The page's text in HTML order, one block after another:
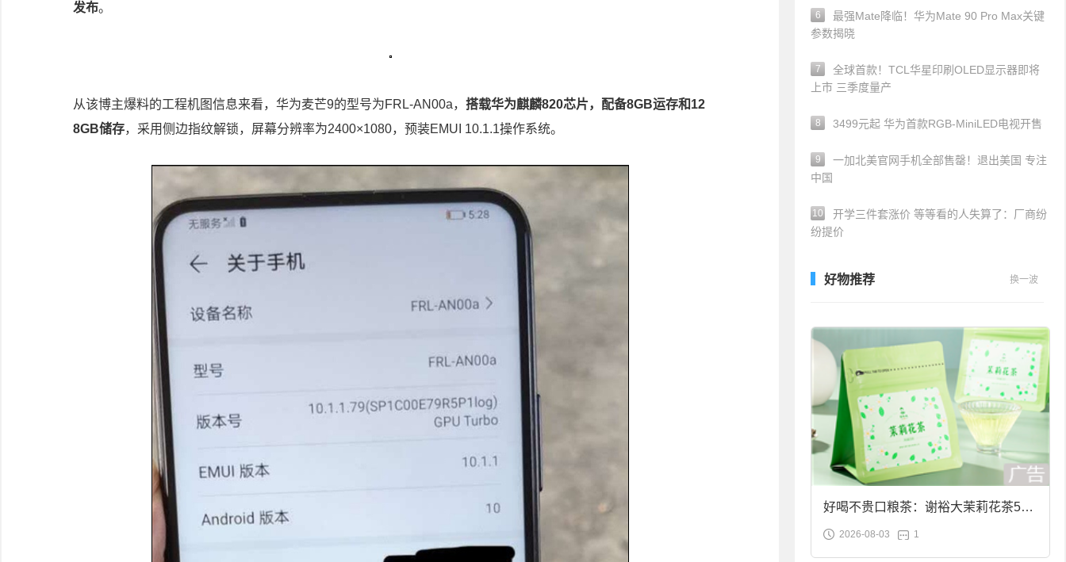
发布。
从该博主爆料的工程机图信息来看，华为麦芒9的型号为FRL-AN00a， 搭载华为麒麟820芯片，配备8GB运存和12
8GB储存，采用侧边指纹解锁，屏幕分辨率为2400×1080，预装EMUI 10.1.1操作系统。
6
最强Mate降临！华为Mate 90 Pro Max关键
参数揭晓
7
全球首款！TCL华星印刷OLED显示器即将
上市 三季度量产
8 3499元起 华为首款RGB-MiniLED电视开售
9
一加北美官网手机全部售罄！退出美国 专注
中国
10
开学三件套涨价 等等看的人失算了：厂商纷
纷提价
好物推荐 换一波
好喝不贵口粮茶：谢裕大茉莉花茶50g
袋装9.9元到手
2026-08-03 1